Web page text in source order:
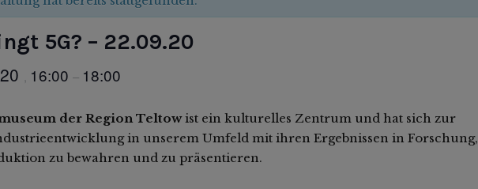
5G? – 22.09.20
16:00 – 18:00
der Region Teltowist ein kulturelles Zentrum und hat sich zur
in unserem Umfeld mit ihren Ergebnissen in Forschung,
zu bewahren und zu präsentieren.